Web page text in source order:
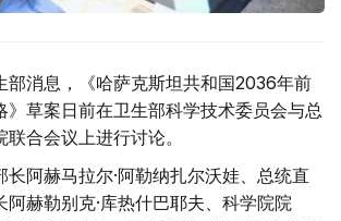
部消息，《哈萨克斯坦共和国2036年前
》草案日前在卫生部科学技术委员会与总
合会议上进行讨论。
长阿赫马拉尔·阿勒纳扎尔沃娃、总统直
阿赫勒别克·库热什巴耶夫、科学院院